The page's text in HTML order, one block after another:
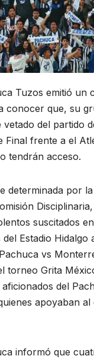
Tuzos emitió un
conocer que, su
del partido
Final frente a el
tendrán acceso.
determinada por
suscitados
del Estadio Hidalgo
vs
torneo Grita
del
apoyaban al
informó que